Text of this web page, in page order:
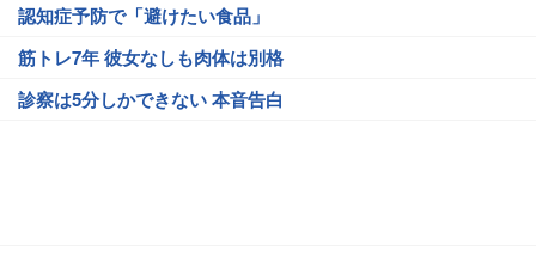
認知症予防で「避けたい食品」
筋トレ7年 彼女なしも肉体は別格
診察は5分しかできない 本音告白